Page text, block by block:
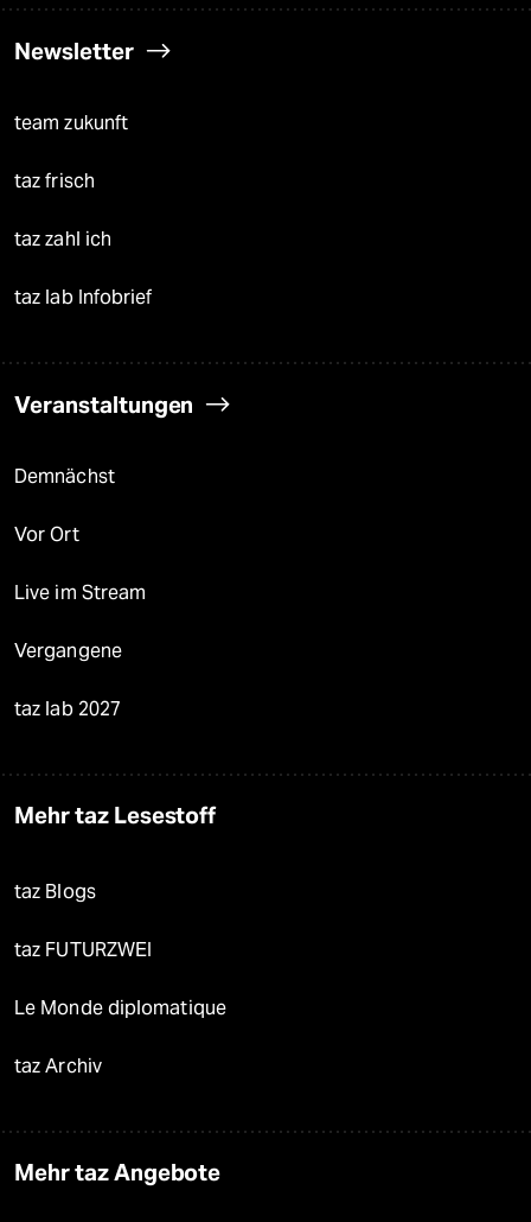
Newsletter
team zukunft
taz frisch
taz zahl ich
taz lab Infobrief
Veranstaltungen
Demnächst
Vor Ort
Live im Stream
Vergangene
taz lab 2027
Mehr taz Lesestoff
taz Blogs
taz FUTURZWEI
Le Monde diplomatique
taz Archiv
Mehr taz Angebote